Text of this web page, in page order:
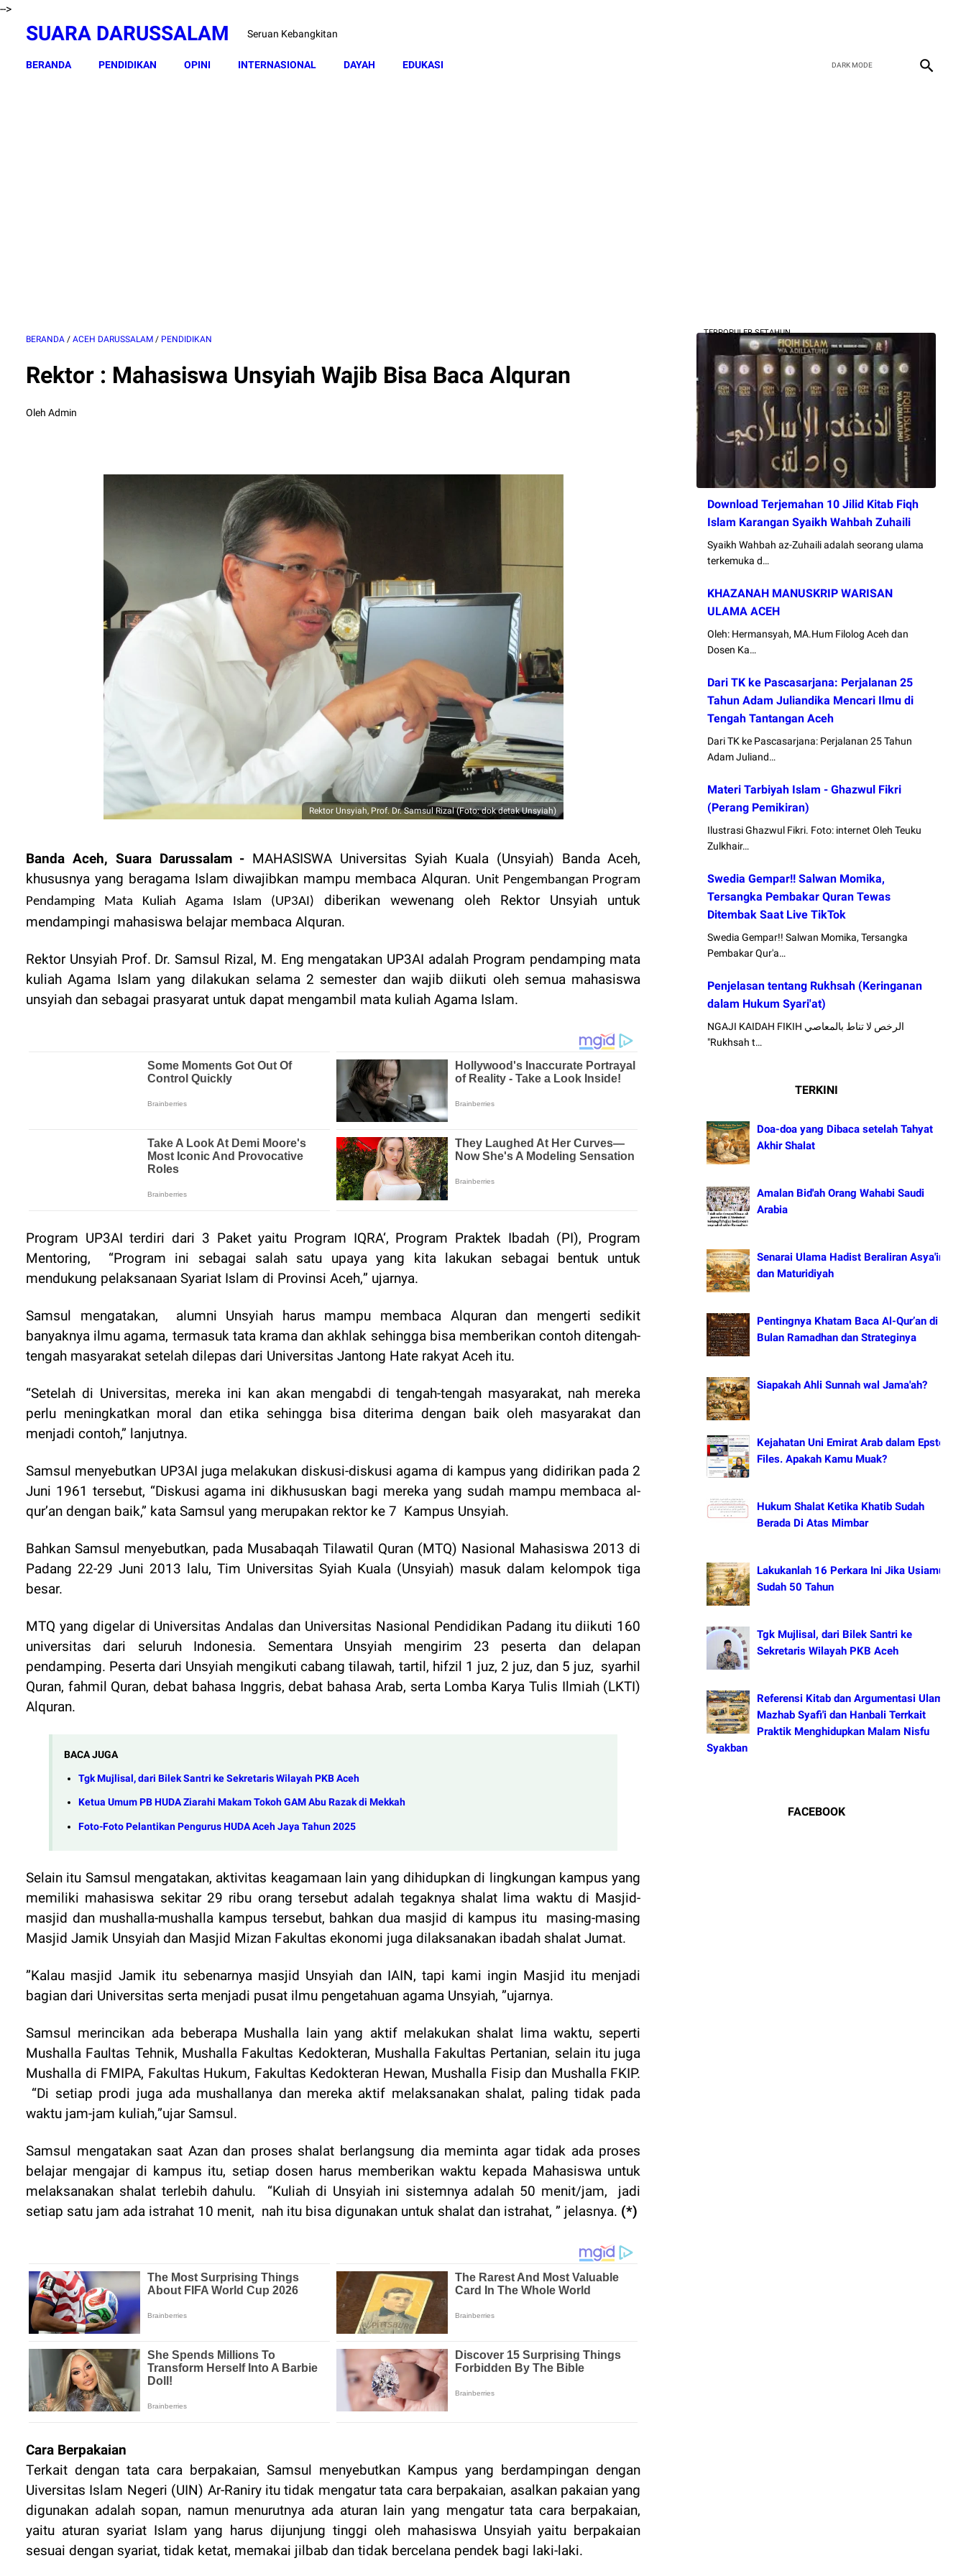
-->
SUARA DARUSSALAM Seruan Kebangkitan
BERANDA PENDIDIKAN OPINI INTERNASIONAL DAYAH EDUKASI
BERANDA / ACEH DARUSSALAM / PENDIDIKAN
Rektor : Mahasiswa Unsyiah Wajib Bisa Baca Alquran
Oleh Admin
Rektor Unsyiah, Prof. Dr. Samsul Rizal (Foto: dok detak Unsyiah)
Banda Aceh, Suara Darussalam - MAHASISWA Universitas Syiah Kuala (Unsyiah) Banda Aceh,
khususnya yang beragama Islam diwajibkan mampu membaca Alquran. Unit Pengembangan Program
Pendamping Mata Kuliah Agama Islam (UP3AI)
diberikan wewenang oleh Rektor Unsyiah untuk
mendampingi mahasiswa belajar membaca Al quran.
Rektor Unsyiah Prof. Dr. Samsul Rizal, M. Eng mengatakan UP3AI adalah Program pendamping mata
kuliah Agama Islam yang dilakukan selama 2 semester dan wajib diikuti oleh semua mahasiswa
unsyiah dan sebagai prasyarat untuk dapat mengambil mata kuliah Agama Islam.
Program UP3AI terdiri dari 3 Paket yaitu Program IQRA‘, Program Praktek Ibadah (PI), Program
Mentoring,
“Program ini sebagai salah satu upaya yang kita lakukan sebagai bentuk untuk
mendukung pelaksanaan Syariat Islam di Provinsi Aceh,” ujarnya.
Samsul mengatakan,
alumni Unsyiah harus mampu membaca Alquran dan mengerti sedikit
banyaknya ilmu agama, termasuk tata krama dan akhlak sehingga bisa memberikan contoh ditengah-
tengah masyarakat setelah dilepas dari Universitas Jantong Hate rakyat Aceh itu.
“Setelah di Universitas, mereka ini kan akan mengabdi di tengah-tengah masyarakat, nah mereka
perlu meningkatkan moral dan etika sehingga bisa diterima dengan baik oleh masyarakat dan
menjadi contoh,” lanjutnya.
Samsul menyebutkan UP3AI juga melakukan diskusi-diskusi agama di kampus yang didirikan pada 2
Juni 1961 tersebut, “Diskusi agama ini dikhususkan bagi mereka yang sudah mampu membaca al-
qur’an dengan baik,” kata Samsul yang merupakan rektor ke 7 Kampus Unsyiah.
Bahkan Samsul menyebutkan, pada Musabaqah Tilawatil Quran (MTQ) Nasional Mahasiswa 2013 di
Padang 22-29 Juni 2013 lalu, Tim Universitas Syiah Kuala (Unsyiah) masuk dalam kelompok tiga
besar.
MTQ yang digelar di Universitas Andalas dan Universitas Nasional Pendidikan Padang itu diikuti 160
universitas dari seluruh Indonesia. Sementara Unsyiah mengirim 23 peserta dan delapan
pendamping. Peserta dari Unsyiah mengikuti cabang tilawah, tartil, hifzil 1 juz, 2 juz, dan 5 juz, syarhil
Quran, fahmil Quran, debat bahasa Inggris, debat bahasa Arab, serta Lomba Karya Tulis Ilmiah (LKTI)
Alquran.
BACA JUGA
Tgk Mujlisal, dari Bilek Santri ke Sekretaris Wilayah PKB Aceh
Ketua Umum PB HUDA Ziarahi Makam Tokoh GAM Abu Razak di Mekkah
Foto-Foto Pelantikan Pengurus HUDA Aceh Jaya Tahun 2025
Selain itu Samsul mengatakan, aktivitas keagamaan lain yang dihidupkan di lingkungan kampus yang
memiliki mahasiswa sekitar 29 ribu orang tersebut adalah tegaknya shalat lima waktu di Masjid-
masjid dan mushalla-mushalla kampus tersebut, bahkan dua masjid di kampus itu
masing-masing
Masjid Jamik Unsyiah dan Masjid Mizan Fakultas ekonomi juga dilaksanakan ibadah shalat Jumat.
”Kalau masjid Jamik itu sebenarnya masjid Unsyiah dan IAIN, tapi kami ingin Masjid itu menjadi
bagian dari Universitas serta menjadi pusat ilmu pengetahuan agama Unsyiah, ”ujarnya.
Samsul merincikan ada beberapa Mushalla lain yang aktif melakukan shalat lima waktu, seperti
Mushalla Faultas Tehnik, Mushalla Fakultas Kedokteran, Mushalla Fakultas Pertanian, selain itu juga
Mushalla di FMIPA, Fakultas Hukum, Fakultas Kedokteran Hewan, Mushalla Fisip dan Mushalla FKIP.
“Di setiap prodi juga ada mushallanya dan mereka aktif melaksanakan shalat, paling tidak pada
waktu jam-jam kuliah,”ujar Samsul.
Samsul mengatakan saat Azan dan proses shalat berlangsung dia meminta agar tidak ada proses
belajar mengajar di kampus itu, setiap dosen harus memberikan waktu kepada Mahasiswa untuk
melaksanakan shalat terlebih dahulu. “Kuliah di Unsyiah ini sistemnya adalah 50 menit/jam,
jadi
setiap satu jam ada istrahat 10 menit, nah itu bisa digunakan untuk shalat dan istrahat, ” jelasnya. (*)
Cara Berpakaian
Terkait dengan tata cara berpakaian, Samsul menyebutkan Kampus yang berdampingan dengan
Uiversitas Islam Negeri (UIN) Ar-Raniry itu tidak mengatur tata cara berpakaian, asalkan pakaian yang
digunakan adalah sopan, namun menurutnya ada aturan lain yang mengatur tata cara berpakaian,
yaitu aturan syariat Islam yang harus dijunjung tinggi oleh mahasiswa Unsyiah yaitu berpakaian
sesuai dengan syariat, tidak ketat, memakai jilbab dan tidak bercelana pendek bagi laki-laki.
TERPOPULER SETAHUN
Download Terjemahan 10 Jilid Kitab Fiqh
Islam Karangan Syaikh Wahbah Zuhaili
Syaikh Wahbah az-Zuhaili adalah seorang ulama
terkemuka d…
KHAZANAH MANUSKRIP WARISAN
ULAMA ACEH
Oleh: Hermansyah, MA.Hum Filolog Aceh dan
Dosen Ka…
Dari TK ke Pascasarjana: Perjalanan 25
Tahun Adam Juliandika Mencari Ilmu di
Tengah Tantangan Aceh
Dari TK ke Pascasarjana: Perjalanan 25 Tahun
Adam Juliand…
Materi Tarbiyah Islam - Ghazwul Fikri
(Perang Pemikiran)
Ilustrasi Ghazwul Fikri. Foto: internet Oleh Teuku
Zulkhair…
Swedia Gempar!! Salwan Momika,
Tersangka Pembakar Quran Tewas
Ditembak Saat Live TikTok
Swedia Gempar!! Salwan Momika, Tersangka
Pembakar Qur'a…
Penjelasan tentang Rukhsah (Keringanan
dalam Hukum Syari'at)
NGAJI KAIDAH FIKIH الرخص لا تناط بالمعاصي
"Rukhsah t…
TERKINI
Doa-doa yang Dibaca setelah Tahyat
Akhir Shalat
Amalan Bid'ah Orang Wahabi Saudi
Arabia
Senarai Ulama Hadist Beraliran Asya'irah
dan Maturidiyah
Pentingnya Khatam Baca Al-Qur’an di
Bulan Ramadhan dan Strateginya
Siapakah Ahli Sunnah wal Jama'ah?
Kejahatan Uni Emirat Arab dalam Epstein
Files. Apakah Kamu Muak?
Hukum Shalat Ketika Khatib Sudah
Berada Di Atas Mimbar
Lakukanlah 16 Perkara Ini Jika Usiamu
Sudah 50 Tahun
Tgk Mujlisal, dari Bilek Santri ke
Sekretaris Wilayah PKB Aceh
Referensi Kitab dan Argumentasi Ulama
Mazhab Syafi'i dan Hanbali Terrkait
Praktik Menghidupkan Malam Nisfu
Syakban
FACEBOOK